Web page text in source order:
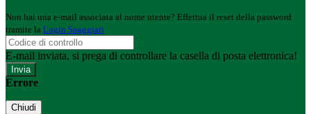
Non hai una e-mail associata al nome utente? Effettua il reset della password
tramite la Login Spaggiari
E-mail inviata, si prega di controllare la casella di posta elettronica!
Errore
Chiudi